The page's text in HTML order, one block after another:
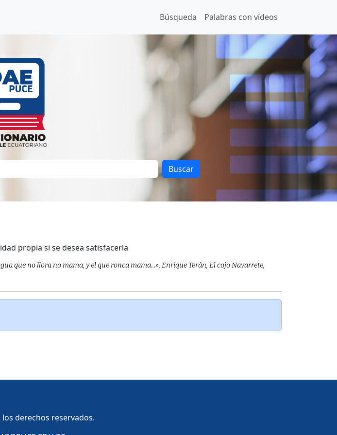
Búsqueda Palabras con vídeos
Buscar
propia si se desea satisfacerla
que no llora no mama, y el que ronca mama...», Enrique Terán, El cojo Navarrete,
los derechos reservados.